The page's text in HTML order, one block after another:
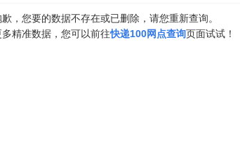
，您要的数据不存在或已删除，请您重新查询。
多精准数据，您可以前往快递100网点查询页面试试！